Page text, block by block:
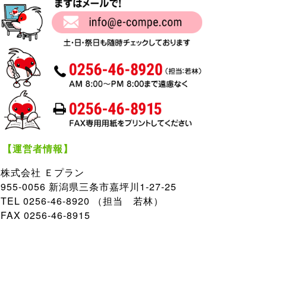
【運営者情報】
株式会社 Ｅプラン
955-0056 新潟県三条市嘉坪川1-27-25
TEL 0256-46-8920 （担当 若林）
FAX 0256-46-8915